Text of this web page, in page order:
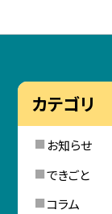
カテゴリ
お知らせ
できごと
コラム